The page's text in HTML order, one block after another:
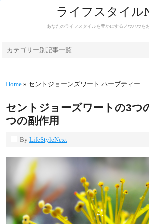
ライフスタイル
あなたのライフスタイルを豊かにするノウハウを
カテゴリー別記事一覧
Home » セントジョーンズワート ハーブティー
セントジョーズワートの3つ
つの副作用
By LifeStyleNext